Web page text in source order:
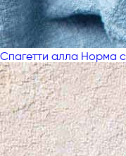
Спагетти алла Норма